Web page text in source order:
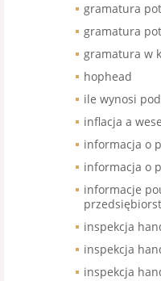
gramatura
gramatura
gramatura w
hophead
ile wynosi
inflacja a
informacja o
informacja o
informacje
inspekcja
inspekcja
inspekcja